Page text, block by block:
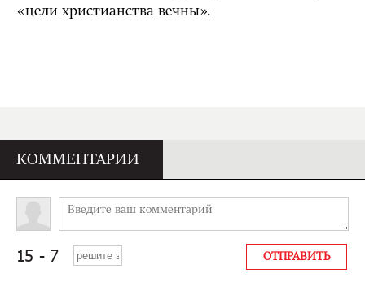
«цели христианства вечны».
КОММЕНТАРИИ